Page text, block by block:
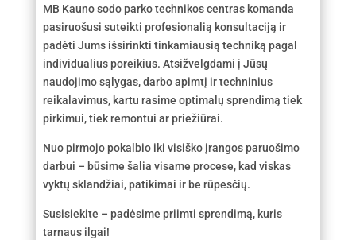
MB Kauno sodo parko technikos centras komanda
pasiruošusi suteikti profesionalią konsultaciją ir
padėti Jums išsirinkti tinkamiausią techniką pagal
individualius poreikius. Atsižvelgdami į Jūsų
naudojimo sąlygas, darbo apimtį ir techninius
reikalavimus, kartu rasime optimalų sprendimą tiek
pirkimui, tiek remontui ar priežiūrai.
Nuo pirmojo pokalbio iki visiško įrangos paruošimo
darbui – būsime šalia visame procese, kad viskas
vyktų sklandžiai, patikimai ir be rūpesčių.
Susisiekite – padėsime priimti sprendimą, kuris
tarnaus ilgai!